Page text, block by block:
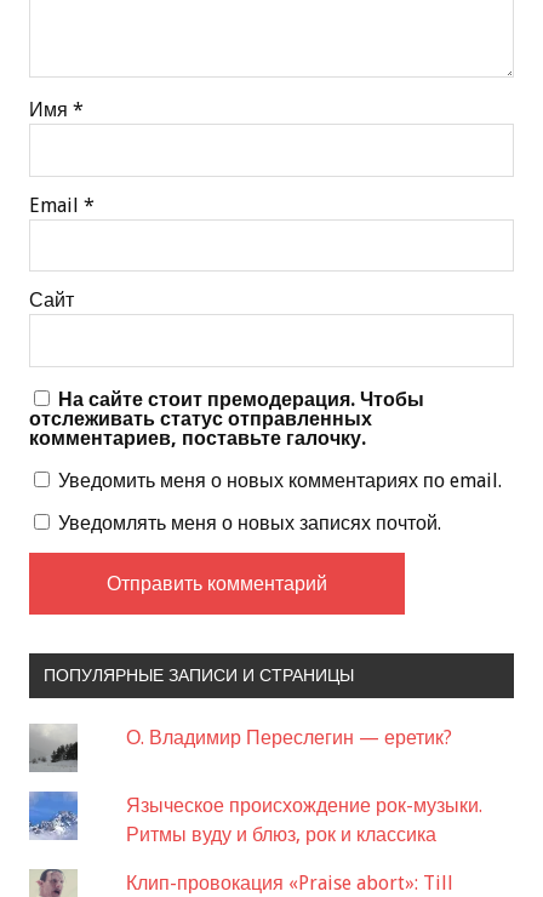
Имя *
Email *
Сайт
На сайте стоит премодерация. Чтобы
отслеживать статус отправленных
комментариев, поставьте галочку.
Уведомить меня о новых комментариях по email.
Уведомлять меня о новых записях почтой.
ПОПУЛЯРНЫЕ ЗАПИСИ И СТРАНИЦЫ
О. Владимир Переслегин — еретик?
Языческое происхождение рок-музыки.
Ритмы вуду и блюз, рок и классика
Клип-провокация «Praise abort»: Till